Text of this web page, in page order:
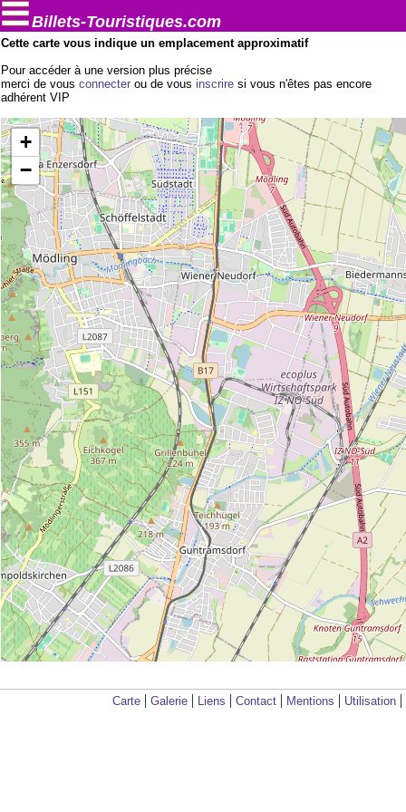
Billets-Touristiques.com
Cette carte vous indique un emplacement approximatif
Pour accéder à une version plus précise
merci de vous connecter ou de vous inscrire si vous n'êtes pas encore
adhérent VIP
+
−
Carte Galerie Liens Contact Mentions Utilisation